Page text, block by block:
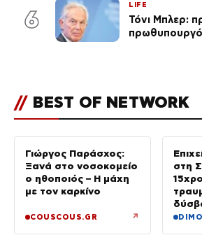
6
LIFE
Τόνι Μπλερ:
// BEST OF NETWORK
Γιώργος Παράσχος:
Ξανά στο νοσοκομείο
ο ηθοποιός – Η μάχη
με τον καρκίνο
COUSCOUS.GR ↗
στη